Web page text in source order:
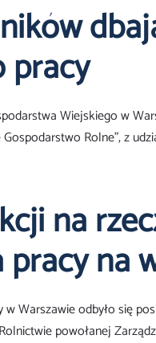
pracy
Wiejskiego w
Rolne”, z
na
na
Warszawie odbyło się
powołanej